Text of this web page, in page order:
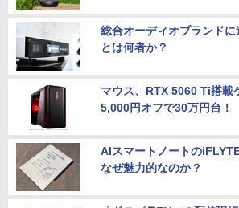
総合オーディオブランド
とは何者か？
マウス、RTX 5060 Ti搭載
5,000円オフで30万円台！
AIスマートノートの
なぜ魅力的なのか？